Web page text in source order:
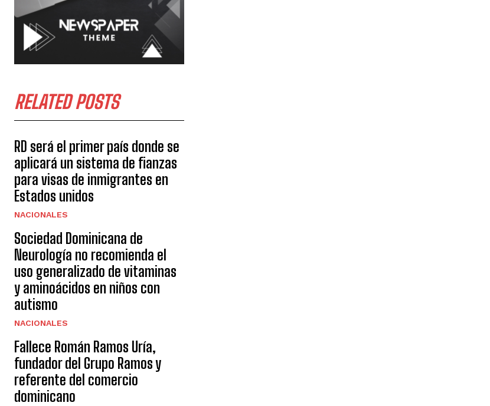
RELATED POSTS
RD será el primer país donde se
aplicará un sistema de fianzas
para visas de inmigrantes en
Estados unidos
NACIONALES
Sociedad Dominicana de
Neurología no recomienda el
uso generalizado de vitaminas
y aminoácidos en niños con
autismo
NACIONALES
Fallece Román Ramos Uría,
fundador del Grupo Ramos y
referente del comercio
dominicano